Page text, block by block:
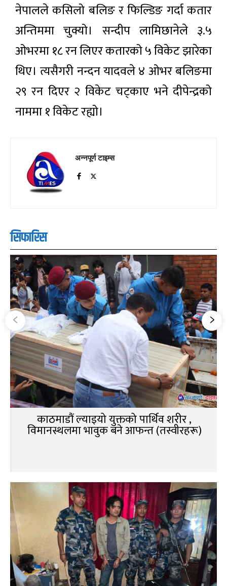
नेपालले कसिलो बलिङ र फिल्डिङ गर्दा कतार
अन्तिममा चुक्यो। सन्दीप लामिछानेले ३.५
ओभरमा १८ रन लिएर कतारको ५ विकेट झारेका
थिए। त्यसैगरी नन्दन यादवले ४ ओभर बलिङमा
२९ रन दिएर २ विकेट चट्काए भने दीपेन्द्रको
नाममा १ विकेट रह्यो।
अन्नपूर्ण टाइम्स
सिफारिस
काठमाडौं ल्याइयो युक्तको पार्थिव शरीर ,
विमानस्थलमा भावुक बने आफन्त (तस्वीरहरू)